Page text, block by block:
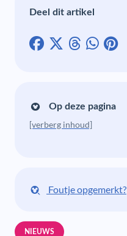
Deel dit artikel
Op deze pagina
[verberg inhoud]
Foutje opgemerkt?
NIEUWS